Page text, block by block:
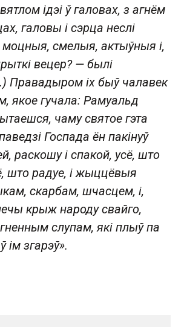
ідэі ў галовах, з агнём
галовы і сэрца неслі
смелыя, актыўныя і,
вецер? — былі
Правадыром іх быў чалавек
якое гучала: Рамуальд
чаму святое гэта
Госпада ён пакінуў
раскошу і спакой, усё, што
што радуе, і жыццёвыя
скарбам, шчасцем, і,
крыж народу свайго,
слупам, які плыў па
ім згарэў».